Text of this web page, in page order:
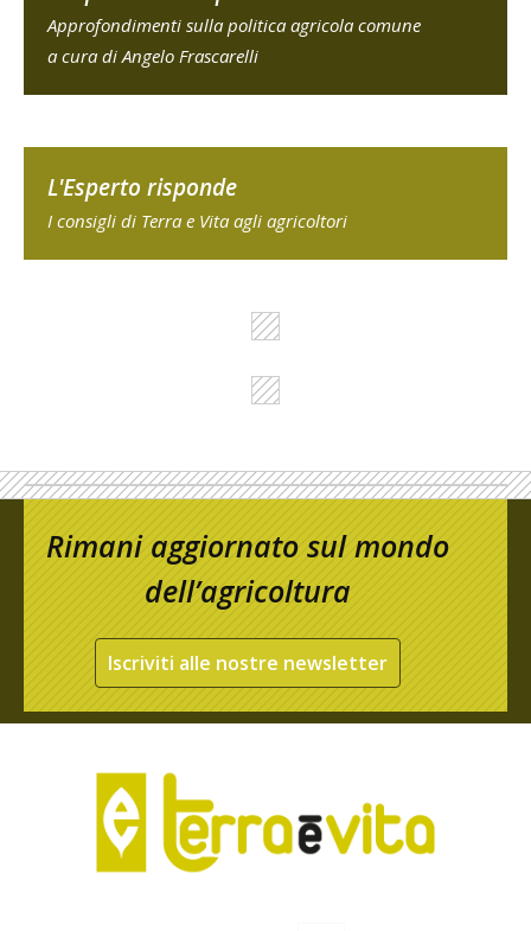
Approfondimenti sulla politica agricola comune
a cura di Angelo Frascarelli
L'Esperto risponde
I consigli di Terra e Vita agli agricoltori
Rimani aggiornato sul mondo
dell’agricoltura
Iscriviti alle nostre newsletter